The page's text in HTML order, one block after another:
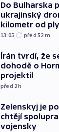
Do Bulharska
ukrajinský
kilometr od
13:05 před 52 m
Írán tvrdí, že
dohodě o
projektil
před 2h
Zelenskyj je
chtějí
vojensky